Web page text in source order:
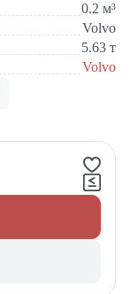
0.2 м³
Volvo
5.63 т
Volvo